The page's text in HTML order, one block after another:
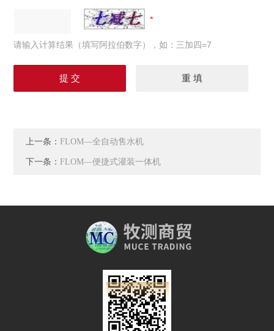
请输入计算结果（填写阿拉伯数字），如：三加四=7
上一条： FLOM—全自动售水机
下一条： FLOM—便捷式灌装一体机